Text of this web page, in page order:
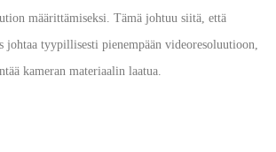
määrittämiseksi. Tämä johtuu siitä, että
johtaa tyypillisesti pienempään videoresoluutioon,
kameran materiaalin laatua.